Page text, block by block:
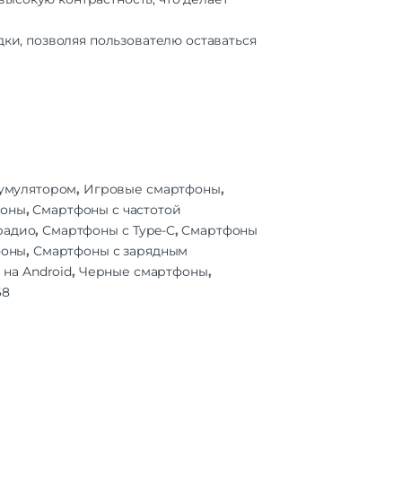
|
позволяя пользователю оставаться
, Игровые смартфоны,
,Смартфоны с частотой
,Смартфоны с Type-C,Смартфоны
,Смартфоны с зарядным
Android, Черные смартфоны,